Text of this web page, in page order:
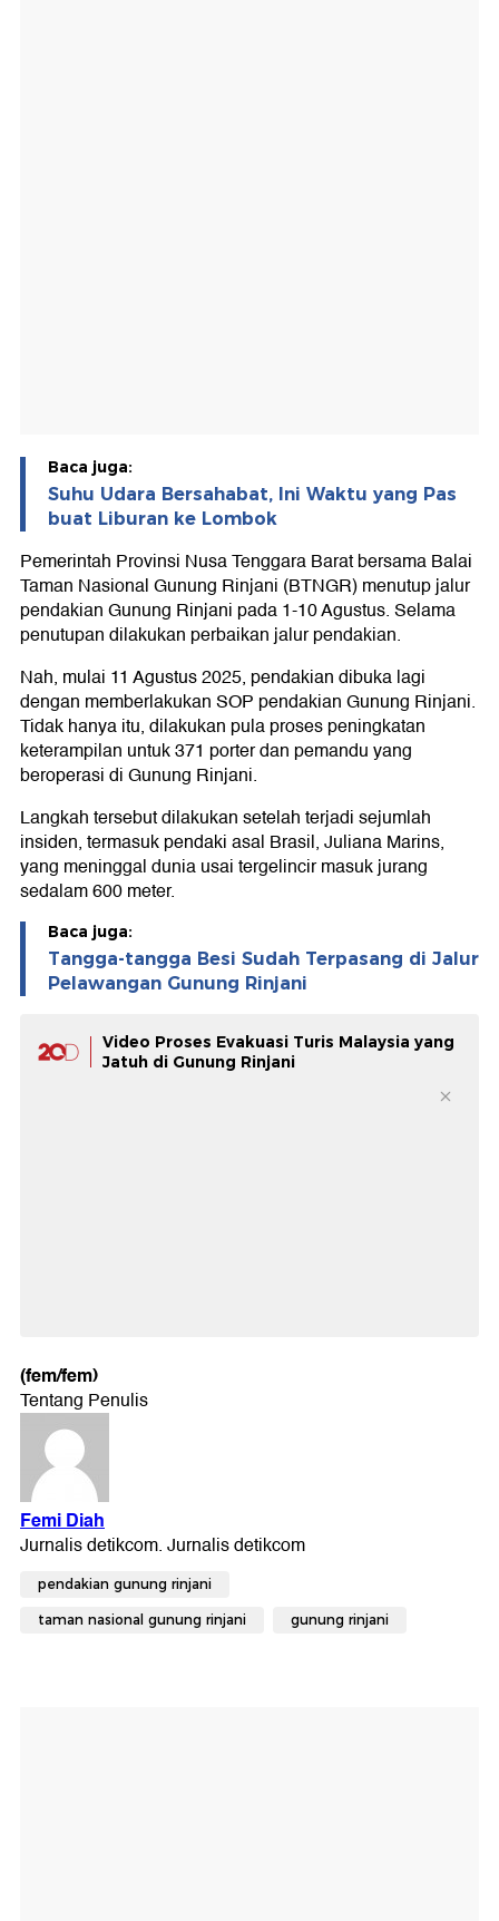
Baca juga:
Suhu Udara Bersahabat, Ini Waktu yang Pas
buat Liburan ke Lombok
Pemerintah Provinsi Nusa Tenggara Barat bersama Balai
Taman Nasional Gunung Rinjani (BTNGR) menutup jalur
pendakian Gunung Rinjani pada 1-10 Agustus. Selama
penutupan dilakukan perbaikan jalur pendakian.
Nah, mulai 11 Agustus 2025, pendakian dibuka lagi
dengan memberlakukan SOP pendakian Gunung Rinjani.
Tidak hanya itu, dilakukan pula proses peningkatan
keterampilan untuk 371 porter dan pemandu yang
beroperasi di Gunung Rinjani.
Langkah tersebut dilakukan setelah terjadi sejumlah
insiden, termasuk pendaki asal Brasil, Juliana Marins,
yang meninggal dunia usai tergelincir masuk jurang
sedalam 600 meter.
Baca juga:
Tangga-tangga Besi Sudah Terpasang di Jalur
Pelawangan Gunung Rinjani
Video Proses Evakuasi Turis Malaysia yang
Jatuh di Gunung Rinjani
(fem/fem)
pendakian gunung rinjani
taman nasional gunung rinjani gunung rinjani